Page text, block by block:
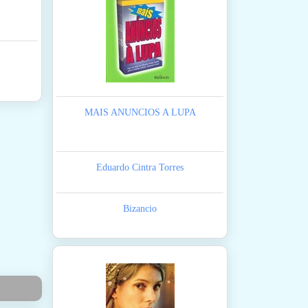
MAIS ANUNCIOS A LUPA
Eduardo Cintra Torres
Bizancio